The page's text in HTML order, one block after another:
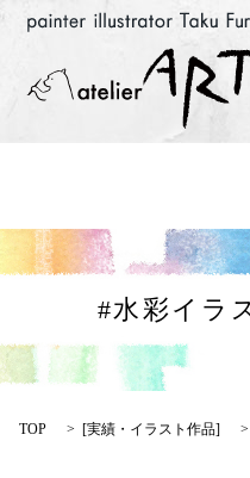
#水彩イラ
TOP [実績・イラスト作品]